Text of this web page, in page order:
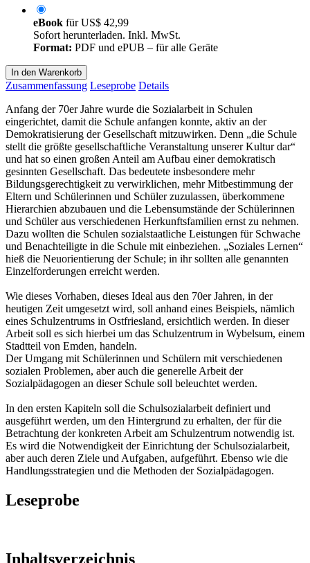
eBook fürUS$ 42,99
Sofort herunterladen. Inkl. MwSt.
Format: PDF und ePUB – für alle Geräte
In den Warenkorb
Zusammenfassung Leseprobe Details
Anfang der 70er Jahre wurde die Sozialarbeit in Schulen
eingerichtet, damit die Schule anfangen konnte, aktiv an der
Demokratisierung der Gesellschaft mitzuwirken. Denn „die Schule
stellt die größte gesellschaftliche Veranstaltung unserer Kultur dar“
und hat so einen großen Anteil am Aufbau einer demokratisch
gesinnten Gesellschaft. Das bedeutete insbesondere mehr
Bildungsgerechtigkeit zu verwirklichen, mehr Mitbestimmung der
Eltern und Schülerinnen und Schüler zuzulassen, überkommene
Hierarchien abzubauen und die Lebensumstände der Schülerinnen
und Schüler aus verschiedenen Herkunftsfamilien ernst zu nehmen.
Dazu wollten die Schulen sozialstaatliche Leistungen für Schwache
und Benachteiligte in die Schule mit einbeziehen. „Soziales Lernen“
hieß die Neuorientierung der Schule; in ihr sollten alle genannten
Einzelforderungen erreicht werden.
Wie dieses Vorhaben, dieses Ideal aus den 70er Jahren, in der
heutigen Zeit umgesetzt wird, soll anhand eines Beispiels, nämlich
eines Schulzentrums in Ostfriesland, ersichtlich werden. In dieser
Arbeit soll es sich hierbei um das Schulzentrum in Wybelsum, einem
Stadtteil von Emden, handeln.
Der Umgang mit Schülerinnen und Schülern mit verschiedenen
sozialen Problemen, aber auch die generelle Arbeit der
Sozialpädagogen an dieser Schule soll beleuchtet werden.
In den ersten Kapiteln soll die Schulsozialarbeit definiert und
ausgeführt werden, um den Hintergrund zu erhalten, der für die
Betrachtung der konkreten Arbeit am Schulzentrum notwendig ist.
Es wird die Notwendigkeit der Einrichtung der Schulsozialarbeit,
aber auch deren Ziele und Aufgaben, aufgeführt. Ebenso wie die
Handlungsstrategien und die Methoden der Sozialpädagogen.
Leseprobe
Inhaltsverzeichnis